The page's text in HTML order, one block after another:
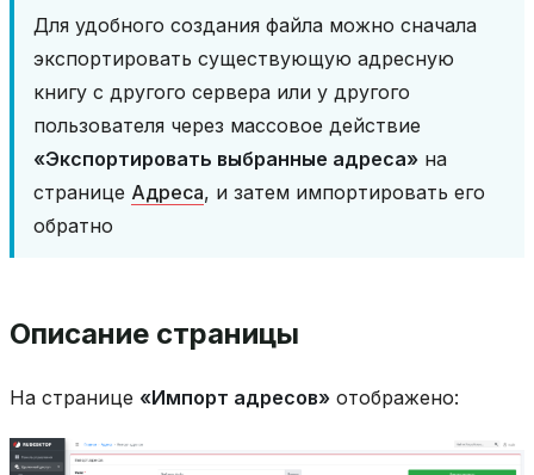
Для удобного создания файла можно сначала
экспортировать существующую адресную
книгу с другого сервера или у другого
пользователя через массовое действие
«Экспортировать выбранные адреса» на
странице Адреса, и затем импортировать его
обратно
Описание страницы
На странице «Импорт адресов» отображено: